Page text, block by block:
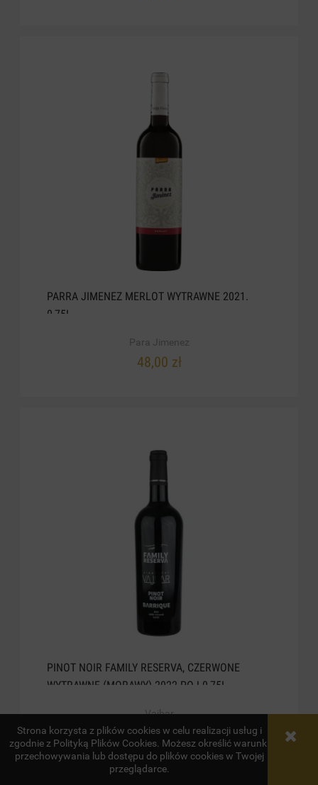
Strona korzysta z plików cookies w celu realizacji usług i
zgodnie z Polityką Plików Cookies. Możesz określić warunki
przechowywania lub dostępu do plików cookies w Twojej
przeglądarce.
PARRA JIMENEZ MERLOT WYTRAWNE 2021.
0,75L
Para Jimenez
48,00 zł
PINOT NOIR FAMILY RESERVA, CZERWONE
WYTRAWNE (MORAWY) 2022.POJ.0,75L
Vajbar
72,00 zł
do koszyka